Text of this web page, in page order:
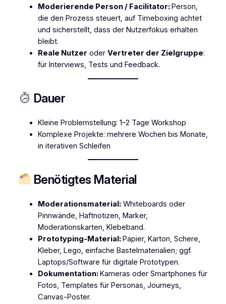
Moderierende Person / Facilitator:Person,
die den Prozess steuert, auf Timeboxing achtet
und sicherstellt, dass der Nutzerfokus erhalten
bleibt.
Reale Nutzer oder Vertreter der Zielgruppe:
für Interviews, Tests und Feedback.
Dauer
Kleine Problemstellung: 1–2 Tage Workshop
Komplexe Projekte: mehrere Wochen bis Monate,
in iterativen Schleifen
Benötigtes Material
Moderationsmaterial:Whiteboards oder
Pinnwände, Haftnotizen, Marker,
Moderationskarten, Klebeband.
Prototyping-Material:Papier, Karton, Schere,
Kleber, Lego, einfache Bastelmaterialien; ggf.
Laptops/Software für digitale Prototypen.
Dokumentation:Kameras oder Smartphones für
Fotos, Templates für Personas, Journeys,
Canvas-Poster.